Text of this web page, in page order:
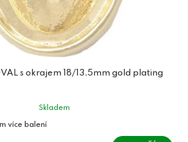
s okrajem 18/13,5mm gold plating
Skladem